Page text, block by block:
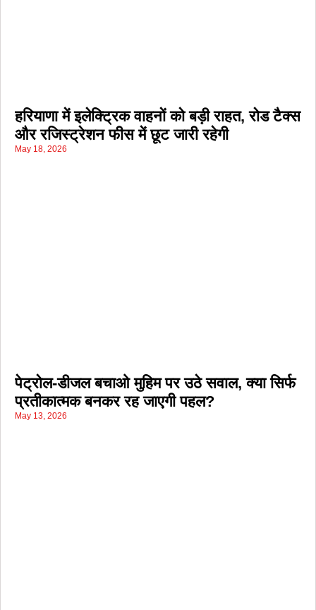
हरियाणा में इलेक्ट्रिक वाहनों को बड़ी राहत, रोड टैक्स
और रजिस्ट्रेशन फीस में छूट जारी रहेगी
May 18, 2026
पेट्रोल-डीजल बचाओ मुहिम पर उठे सवाल, क्या सिर्फ
प्रतीकात्मक बनकर रह जाएगी पहल?
May 13, 2026